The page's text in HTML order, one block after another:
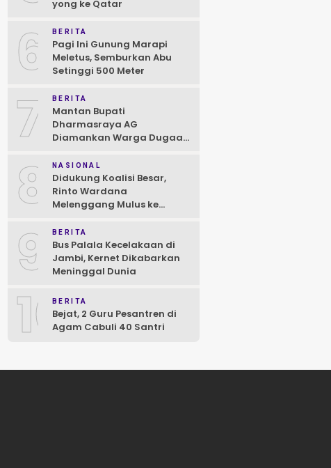
yong ke Qatar
6 BERITA
Pagi Ini Gunung Marapi
Meletus, Semburkan Abu
Setinggi 500 Meter
7 BERITA
Mantan Bupati
Dharmasraya AG
Diamankan Warga Dugaan
8 NASIONAL
Didukung Koalisi Besar,
Rinto Wardana
Melenggang Mulus ke
Mentawai
9 BERITA
Bus Palala Kecelakaan di
Jambi, Kernet Dikabarkan
Meninggal Dunia
10BERITA
Bejat, 2 Guru Pesantren di
Agam Cabuli 40 Santri